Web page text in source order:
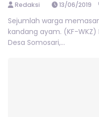
Redaksi 13/06/2019
Sejumlah warga
kandang ayam. (KF-WKZ)
Desa Somosari,...